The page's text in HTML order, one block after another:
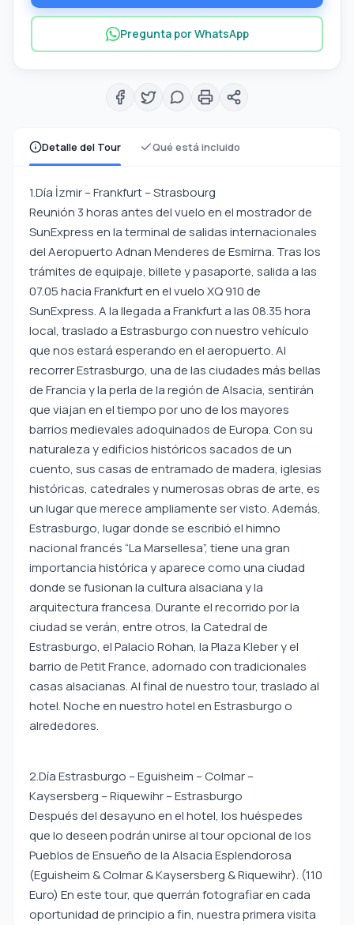
Detalle del Tour Qué está incluido
1.Día İzmir – Frankfurt – Strasbourg
Reunión 3 horas antes del vuelo en el mostrador de
SunExpress en la terminal de salidas internacionales
del Aeropuerto Adnan Menderes de Esmirna. Tras los
trámites de equipaje, billete y pasaporte, salida a las
07.05 hacia Frankfurt en el vuelo XQ 910 de
SunExpress. A la llegada a Frankfurt a las 08.35 hora
local, traslado a Estrasburgo con nuestro vehículo
que nos estará esperando en el aeropuerto. Al
recorrer Estrasburgo, una de las ciudades más bellas
de Francia y la perla de la región de Alsacia, sentirán
que viajan en el tiempo por uno de los mayores
barrios medievales adoquinados de Europa. Con su
naturaleza y edificios históricos sacados de un
cuento, sus casas de entramado de madera, iglesias
históricas, catedrales y numerosas obras de arte, es
un lugar que merece ampliamente ser visto. Además,
Estrasburgo, lugar donde se escribió el himno
nacional francés “La Marsellesa”, tiene una gran
importancia histórica y aparece como una ciudad
donde se fusionan la cultura alsaciana y la
arquitectura francesa.Durante el recorrido por la
ciudad se verán, entre otros, la Catedral de
Estrasburgo, el Palacio Rohan, la Plaza Kleber y el
barrio de Petit France, adornado con tradicionales
casas alsacianas. Al final de nuestro tour, traslado al
hotel. Noche en nuestro hotel en Estrasburgo o
alrededores.
2.Día Estrasburgo – Eguisheim – Colmar –
Kaysersberg – Riquewihr – Estrasburgo
Después del desayuno en el hotel, los huéspedes
que lo deseen podrán unirse al tour opcional de los
Pueblos de Ensueño de la Alsacia Esplendorosa
(Eguisheim & Colmar & Kaysersberg & Riquewihr). (110
Euro) En este tour, que querrán fotografiar en cada
oportunidad de principio a fin, nuestra primera visita
Pregunta por WhatsApp